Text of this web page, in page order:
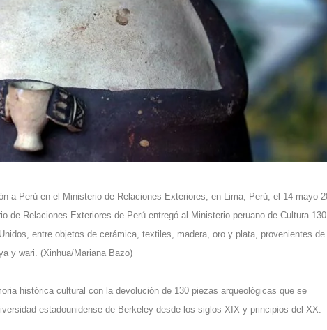
a Perú en el Ministerio de Relaciones Exteriores, en Lima, Perú, el 14 mayo
de Relaciones Exteriores de Perú entregó al Ministerio peruano de Cultura 130
entre objetos de cerámica, textiles, madera, oro y plata, provenientes de
y wari. (Xinhua/Mariana Bazo)
histórica cultural con la devolución de 130 piezas arqueológicas que se
estadounidense de Berkeley desde los siglos XIX y principios del XX.